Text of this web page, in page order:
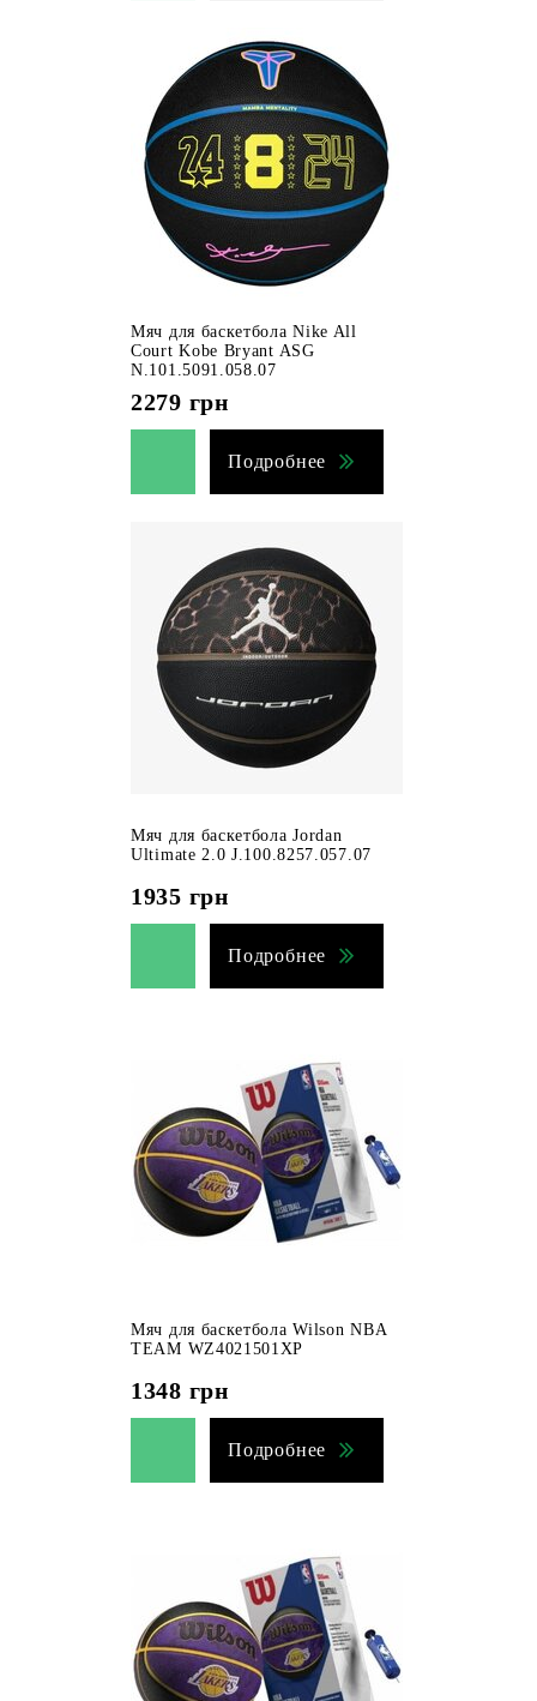
Мяч для баскетбола Nike All
Court Kobe Bryant ASG
N.101.5091.058.07
2279 грн
Подробнее
Мяч для баскетбола Jordan
Ultimate 2.0 J.100.8257.057.07
1935 грн
Подробнее
Мяч для баскетбола Wilson NBA
TEAM WZ4021501XP
1348 грн
Подробнее